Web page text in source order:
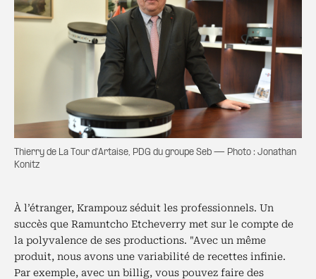
Thierry de La Tour d'Artaise, PDG du groupe Seb — Photo : Jonathan
Konitz
À l’étranger, Krampouz séduit les professionnels. Un
succès que Ramuntcho Etcheverry met sur le compte de
la polyvalence de ses productions. "Avec un même
produit, nous avons une variabilité de recettes infinie.
Par exemple, avec un billig, vous pouvez faire des